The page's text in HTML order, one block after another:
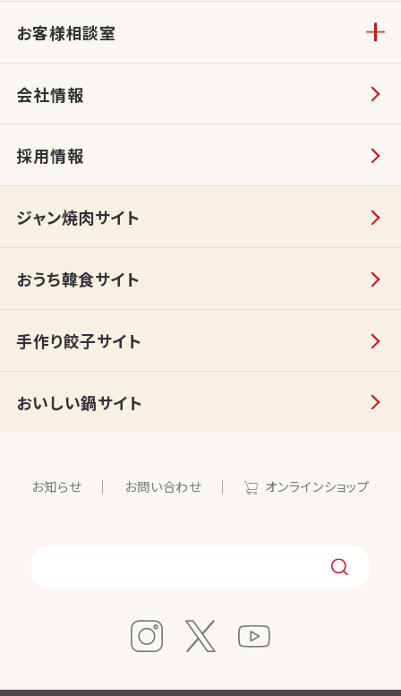
お客様相談室
会社情報
採用情報
ジャン焼肉サイト
おうち韓食サイト
手作り餃子サイト
おいしい鍋サイト
お知らせ お問い合わせ オンラインショップ